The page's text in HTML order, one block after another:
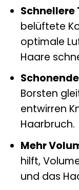
belüftete
optimale
Haare
Borsten
entwirren
Haarbruch.
Mehr
hilft,
und das